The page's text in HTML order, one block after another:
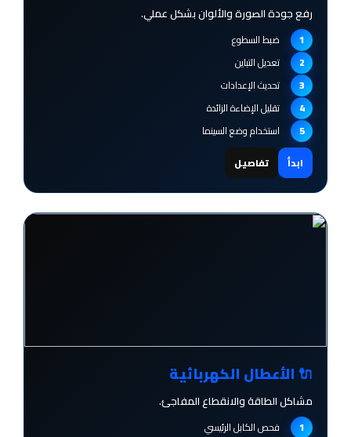
رفع جودة الصورة والألوان بشكل عملي.
ضبط السطوع
تعديل التباين
تحديث الإعدادات
تقليل الإضاءة الزائدة
استخدام وضع السينما
ابدأ
تفاصيل
🔌 الأعطال الكهربائية
مشاكل الطاقة والانقطاع المفاجئ.
فحص الكابل الرئيسي